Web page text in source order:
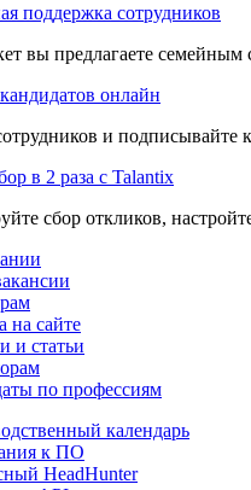
поддержка сотрудников
вы предлагаете семейным
онлайн
и подписывайте
в 2 раза с Talantix
сбор откликов,
на сайте
и статьи
по профессиям
календарь
к ПО
HeadHunter